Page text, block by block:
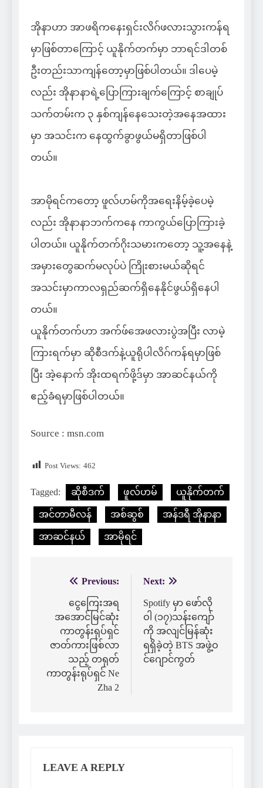
အိုနာဟာ အာဖရိကနေးရှင်းလိဂ်ဖလားသွားကန်ရ
မှာဖြစ်တာကြောင့် ယူနိုက်တက်မှာ ဘာရင်ဒါတစ်
ဦးတည်းသာကျန်တော့မှာဖြစ်ပါတယ်။ ဒါပေမဲ့
လည်း အိုနာနာရဲ့ပြောကြားချက်ကြောင့် စာချုပ်
သက်တမ်းက ၃ နှစ်ကျန်နေသေးတဲ့အနေအထား
မှာ အသင်းက နေထွက်ခွာဖွယ်မရှိတာဖြစ်ပါ
တယ်။
အာမိုရင်ကတော့ ဖူလ်ဟမ်ကိုအရေးနိမ့်ခဲ့ပေမဲ့
လည်း အိုနာနာဘက်ကနေ ကာကွယ်ပြောကြားခဲ့
ပါတယ်။ ယူနိုက်တက်ဂိုးသမားကတော့ သူ့အနေနဲ့
အမှားတွေဆက်မလုပ်ပဲ ကြိုးစားမယ်ဆိုရင်
အသင်းမှာကာလရှည်ဆက်ရှိနေနိုင်ဖွယ်ရှိနေပါ
တယ်။
ယူနိုက်တက်ဟာ အက်ဖ်အေဖလားပွဲအပြီး လာမဲ့
ကြားရက်မှာ ဆိုစီဒက်နဲ့ယူရိုပါလိဂ်ကန်ရမှာဖြစ်
ပြီး အဲ့နောက် အိုးထရက်ဖို့ဒ်မှာ အာဆင်နယ်ကို
ဧည့်ခံရမှာဖြစ်ပါတယ်။
Source : msn.com
Post Views: 462
Tagged: ဆိုစီဒက် ဖူလ်ဟမ် ယူနိုက်တက်
အင်တာမီလန် အစ်ဆွစ် အန်ဒရီ အိုနာနာ
အာဆင်နယ် အာမိုရင်
navigation
Previous:
ငွေကြေးအရ
အအောင်မြင်ဆုံး
ကာတွန်းရုပ်ရှင်
ဇာတ်ကားဖြစ်လာ
သည့် တရုတ်
ကာတွန်းရုပ်ရှင် Ne
Zha 2
Next:
Spotify မှာ ဖော်လို
ဝါ (၁၇)သန်းကျော်
ကို အလျင်မြန်ဆုံး
ရရှိခဲ့တဲ့ BTS အဖွဲ့ဝ
င်ဂျောင်ကွတ်
LEAVE A REPLY